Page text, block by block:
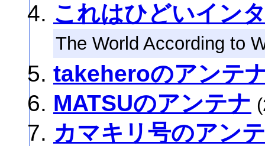
これはひどいイン
The World According to
takeheroのアンテ
MATSUのアンテナ
カマキリ号のアン